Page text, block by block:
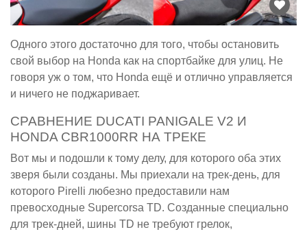
Одного этого достаточно для того, чтобы остановить
свой выбор на Honda как на спортбайке для улиц. Не
говоря уж о том, что Honda ещё и отлично управляется
и ничего не поджаривает.
СРАВНЕНИЕ DUCATI PANIGALE V2 И
HONDA CBR1000RR НА ТРЕКЕ
Вот мы и подошли к тому делу, для которого оба этих
зверя были созданы. Мы приехали на трек-день, для
которого Pirelli любезно предоставили нам
превосходные Supercorsa TD. Созданные специально
для трек-дней, шины TD не требуют грелок,